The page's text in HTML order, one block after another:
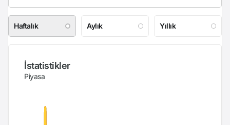
Haftalık Aylık Yıllık
İstatistikler
Piyasa